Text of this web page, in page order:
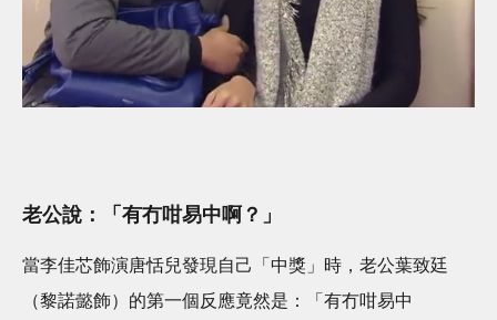
老公說：「有冇咁易中啊？」
當李佳芯飾演唐恬兒發現自己「中獎」時，老公葉致廷
（黎諾懿飾）的第一個反應竟然是：「有冇咁易中